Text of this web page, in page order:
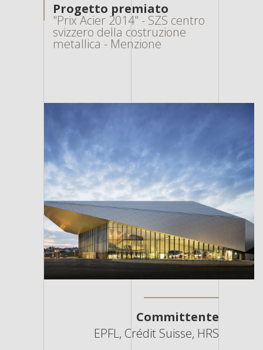
Progetto premiato
"Prix Acier 2014" - SZS centro
svizzero della costruzione
metallica - Menzione
Committente
EPFL, Crédit Suisse, HRS